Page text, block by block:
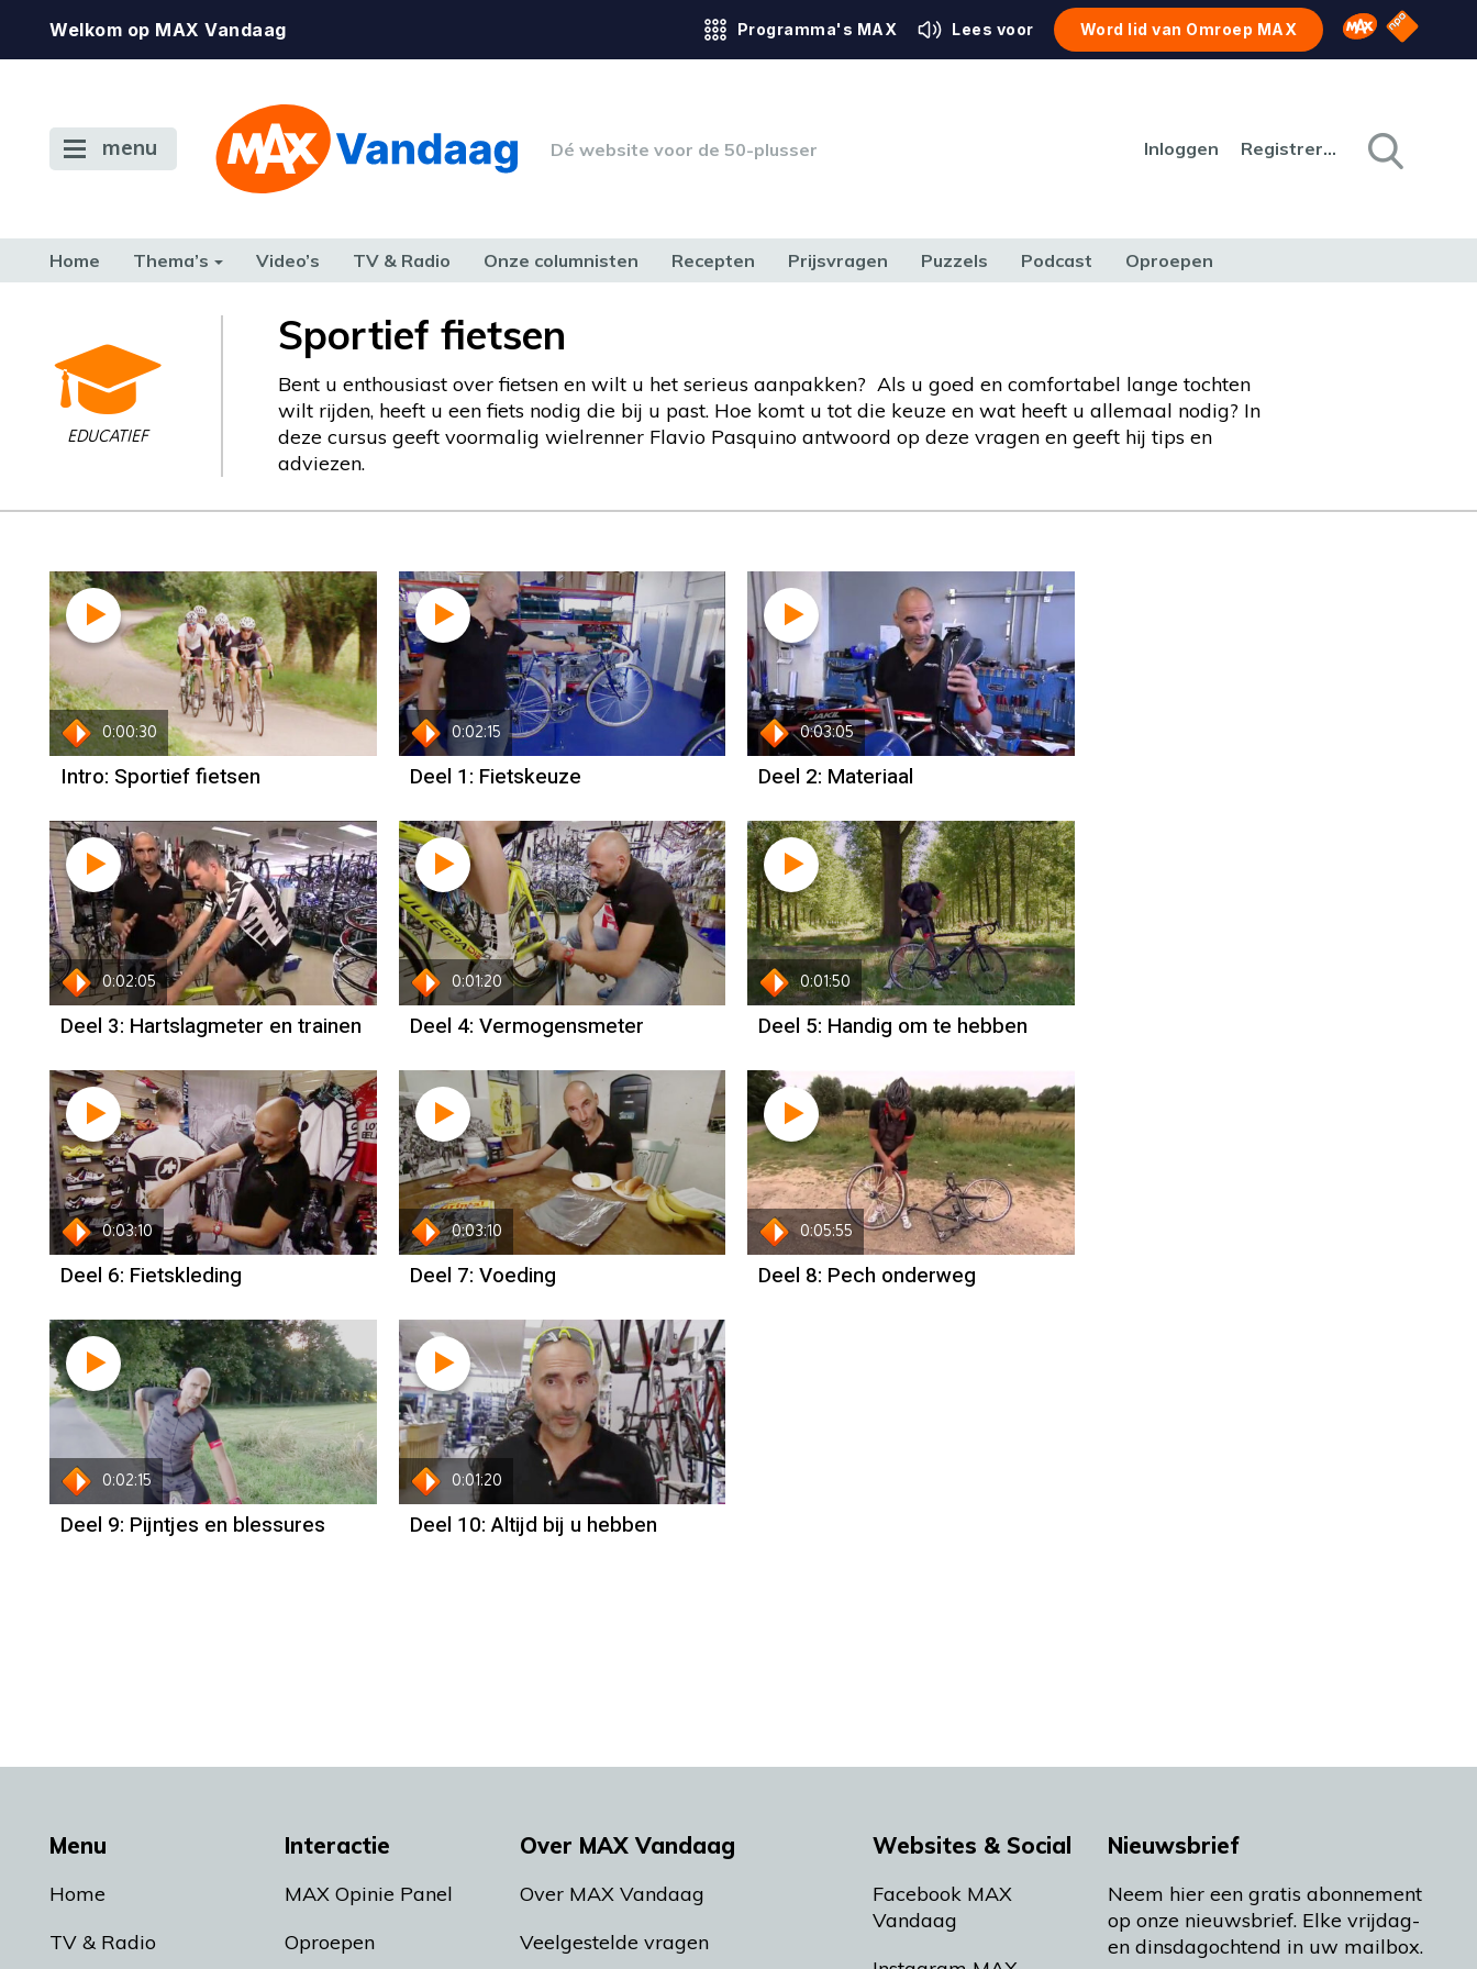
Welkom op MAX Vandaag Programma's MAX Lees voor Word lid van Omroep MAX Omroep MAX
NPO
menu Dé website voor de 50-plusser Inloggen Registreren
Home Thema’s Video’s TV & Radio Onze columnisten Recepten Prijsvragen Puzzels Podcast Oproepen
EDUCATIEF
Sportief fietsen
Bent u enthousiast over fietsen en wilt u het serieus aanpakken? Als u goed en comfortabel lange tochten
wilt rijden, heeft u een fiets nodig die bij u past. Hoe komt u tot die keuze en wat heeft u allemaal nodig? In
deze cursus geeft voormalig wielrenner Flavio Pasquino antwoord op deze vragen en geeft hij tips en
adviezen.
0:00:30
Intro: Sportief fietsen
0:02:15
Deel 1: Fietskeuze
0:03:05
Deel 2: Materiaal
0:02:05
Deel 3: Hartslagmeter en trainen
0:01:20
Deel 4: Vermogensmeter
0:01:50
Deel 5: Handig om te hebben
0:03:10
Deel 6: Fietskleding
0:03:10
Deel 7: Voeding
0:05:55
Deel 8: Pech onderweg
0:02:15
Deel 9: Pijntjes en blessures
0:01:20
Deel 10: Altijd bij u hebben
Menu
Home
TV & Radio
Interactie
MAX Opinie Panel
Oproepen
Over MAX Vandaag
Over MAX Vandaag
Veelgestelde vragen
Websites & Social
Facebook MAX
Vandaag
Nieuwsbrief
Neem hier een gratis abonnement
op onze nieuwsbrief. Elke vrijdag-
en dinsdagochtend in uw mailbox.